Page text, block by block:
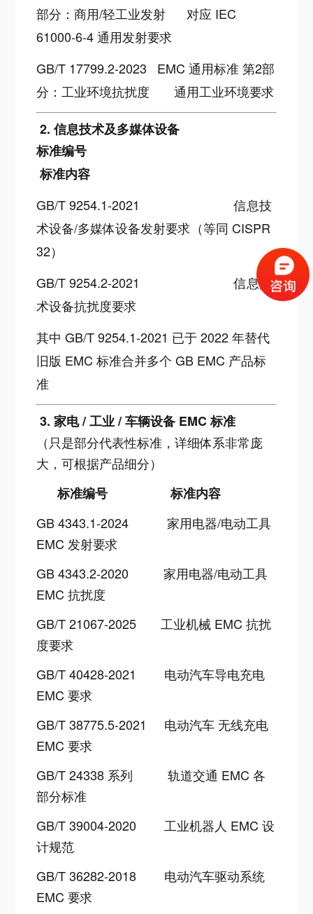
部分：商用/轻工业发射 对应 IEC
61000-6-4 通用发射要求
GB/T 17799.2-2023 EMC 通用标准 第2部
分：工业环境抗扰度通用工业环境要求
2. 信息技术及多媒体设备
标准编号
标准内容
GB/T 9254.1-2021信息技
术设备/多媒体设备发射要求（等同 CISPR
32）
GB/T 9254.2-2021信息技
术设备抗扰度要求
其中 GB/T 9254.1-2021 已于 2022 年替代
旧版 EMC 标准合并多个 GB EMC 产品标
准
3. 家电 / 工业 / 车辆设备 EMC 标准
（只是部分代表性标准，详细体系非常庞
大，可根据产品细分）
标准编号标准内容
GB 4343.1-2024 家用电器/电动工具
EMC 发射要求
GB 4343.2-2020 家用电器/电动工具
EMC 抗扰度
GB/T 21067-2025 工业机械 EMC 抗扰
度要求
GB/T 40428-2021 电动汽车导电充电
EMC 要求
GB/T 38775.5-2021 电动汽车 无线充电
EMC 要求
GB/T 24338 系列轨道交通 EMC 各
部分标准
GB/T 39004-2020 工业机器人 EMC 设
计规范
GB/T 36282-2018 电动汽车驱动系统
EMC 要求